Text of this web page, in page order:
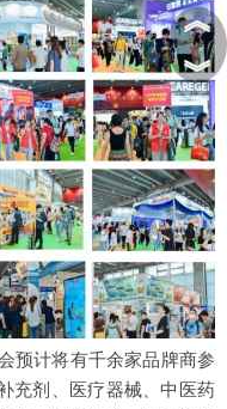
预计将有千余家品牌商参
充剂、医疗器械、中医药
︽
︾